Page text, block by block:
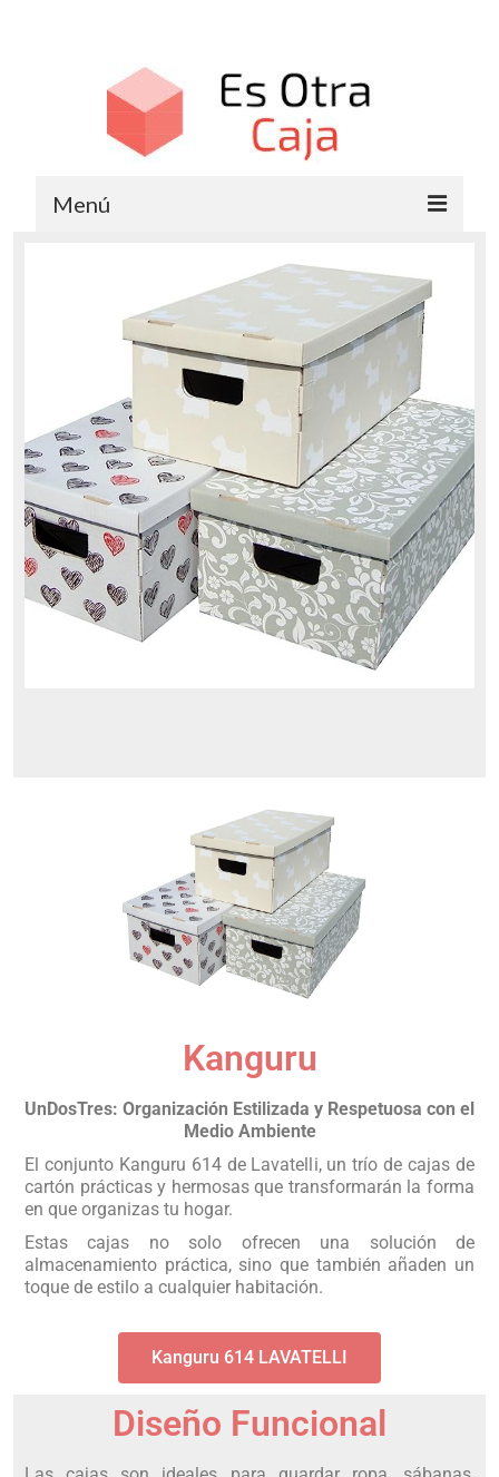
Menú
Cajas de Plástico
Cajas de Madera
Cajas Metálicas
Cajas Organizadoras
Cajas de Regalo
Blog
Comprar en Amazon
Kanguru
UnDosTres: Organización Estilizada y Respetuosa con el
Medio Ambiente
El conjunto Kanguru 614 de Lavatelli, un trío de cajas de
cartón prácticas y hermosas que transformarán la forma
en que organizas tu hogar.
Estas cajas no solo ofrecen una solución de
almacenamiento práctica, sino que también añaden un
toque de estilo a cualquier habitación.
Kanguru 614 LAVATELLI
Diseño Funcional